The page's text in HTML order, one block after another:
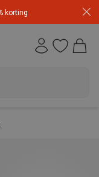
korting